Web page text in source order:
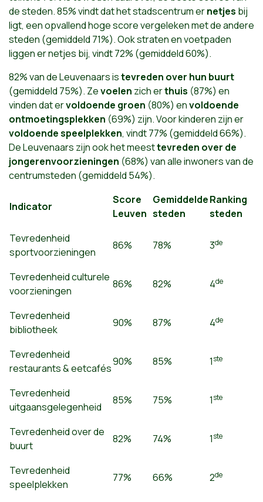
de steden. 85% vindt dat het stadscentrum ernetjes bij
ligt, een opvallend hoge score vergeleken met de andere
steden (gemiddeld 71%). Ook straten en voetpaden
liggen er netjes bij, vindt 72% (gemiddeld 60%).
82% van de Leuvenaars istevreden over hun buurt
(gemiddeld 75%). Zevoelen zich erthuis (87%) en
vinden dat ervoldoende groen (80%) envoldoende
ontmoetingsplekken (69%) zijn. Voor kinderen zijn er
voldoende speelplekken, vindt 77% (gemiddeld 66%).
De Leuvenaars zijn ook het meesttevreden over de
jongerenvoorzieningen (68%) van alle inwoners van de
centrumsteden (gemiddeld 54%).
Indicator
Score
Leuven
Gemiddelde
steden
Ranking
steden
Tevredenheid
sportvoorzieningen
86% 78% 3de
Tevredenheid culturele
voorzieningen
86% 82% 4de
Tevredenheid
bibliotheek
90% 87% 4de
Tevredenheid
restaurants & eetcafés
90% 85% 1ste
Tevredenheid
uitgaansgelegenheid
85% 75% 1ste
Tevredenheid over de
buurt
82% 74% 1ste
Tevredenheid
speelplekken
77% 66% 2de